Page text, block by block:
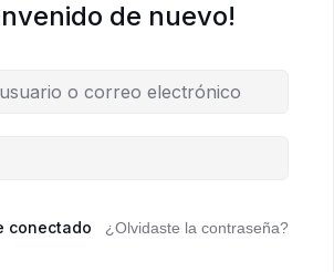
de nuevo!
conectado ¿Olvidaste la contraseña?